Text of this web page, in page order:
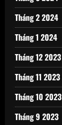
Tháng 2 2024
Tháng 1 2024
Tháng 12 2023
Tháng 11 2023
Tháng 10 2023
Tháng 9 2023